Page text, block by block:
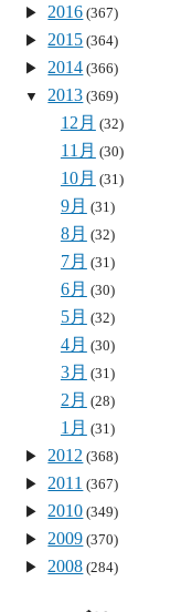
2016 (367)
2015 (364)
2014 (366)
2013 (369)
12月 (32)
11月 (30)
10月 (31)
9月 (31)
8月 (32)
7月 (31)
6月 (30)
5月 (32)
4月 (30)
3月 (31)
2月 (28)
1月 (31)
2012 (368)
2011 (367)
2010 (349)
2009 (370)
2008 (284)